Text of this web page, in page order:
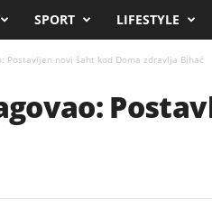
SPORT LIFESTYLE
Postavljen novi šaht kod Doma zdravlja Bihać